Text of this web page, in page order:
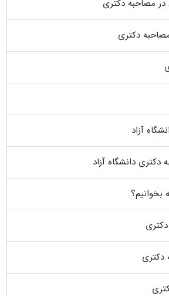
در مصاحبه دکتری
دکتری
آزاد
دانشگاه آزاد
بخوانیم؟
دکتری